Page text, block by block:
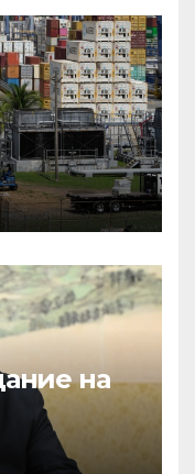
на